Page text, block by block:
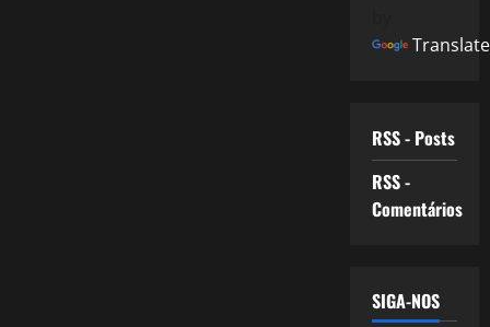
Translate
RSS - Posts
RSS -
Comentários
SIGA-NOS